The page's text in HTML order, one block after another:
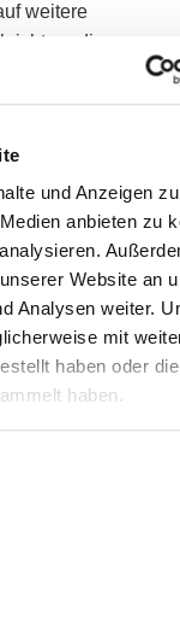
und Anzeigen zu
anbieten zu
Website an
Analysen weiter.
mit
haben oder
haben.
weitere
die
Dadurch
Diese
Ergebnis
formuliert sein
entfalten
und fördert